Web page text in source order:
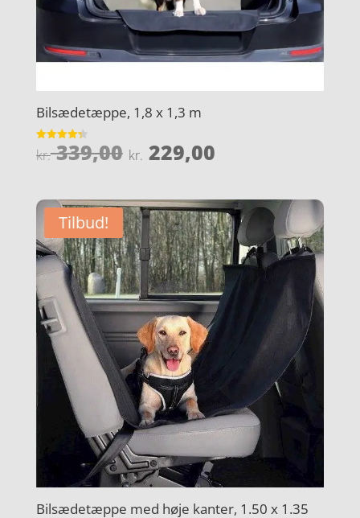
Bilsædetæppe, 1,8 x 1,3 m
Vurderet
4.3
kr.339,00 Den
oprindelige
pris
var:
kr. 339,00.
kr. 229,00Den
pris
er:
kr. 229,00.
Tilbud!
Bilsædetæppe med høje kanter, 1.50 x 1.35